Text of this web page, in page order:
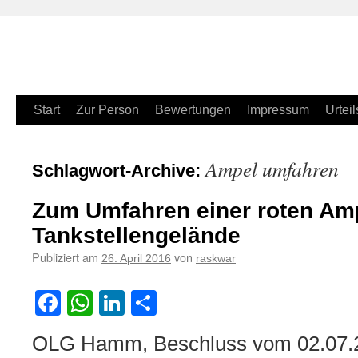
Zum
springen
Start Zur Person Bewertungen Impressum
Schlagwort-Archive:Ampel umfahren
Zum Umfahren einer roten
Tankstellengelände
Publiziert am 26. April 2016 von raskwar
Facebook
WhatsApp
LinkedIn
OLG Hamm, Beschluss vom